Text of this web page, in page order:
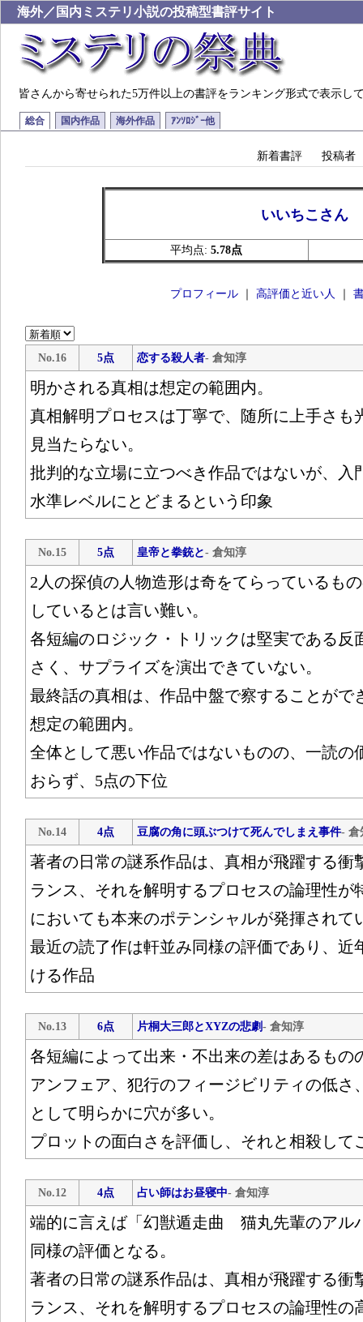
海外／国内ミステリ小説の投稿型書評サイト
皆さんから寄せられた5万件以上の書評をランキング形式で表示し
総合 国内作品 海外作品 ｱﾝｿﾛｼﾞｰ他
新着書評 投稿者
いいちこさん
平均点: 5.78点
プロフィール｜ 高評価と近い人
No.16 5点 恋する殺人者- 倉知淳
明かされる真相は想定の範囲内。
真相解明プロセスは丁寧で、随所に上手さも
見当たらない。
批判的な立場に立つべき作品ではないが、入
水準レベルにとどまるという印象
No.15 5点 皇帝と拳銃と- 倉知淳
2人の探偵の人物造形は奇をてらっているも
しているとは言い難い。
各短編のロジック・トリックは堅実である反
さく、サプライズを演出できていない。
最終話の真相は、作品中盤で察することがで
想定の範囲内。
全体として悪い作品ではないものの、一読の
おらず、5点の下位
No.14 4点 豆腐の角に頭ぶつけて死んでしまえ事件- 倉
著者の日常の謎系作品は、真相が飛躍する衝
ランス、それを解明するプロセスの論理性が
においても本来のポテンシャルが発揮されて
最近の読了作は軒並み同様の評価であり、近
ける作品
No.13 6点 片桐大三郎とXYZの悲劇- 倉知淳
各短編によって出来・不出来の差はあるもの
アンフェア、犯行のフィージビリティの低さ
として明らかに穴が多い。
プロットの面白さを評価し、それと相殺して
No.12 4点 占い師はお昼寝中- 倉知淳
端的に言えば「幻獣遁走曲 猫丸先輩のアル
同様の評価となる。
著者の日常の謎系作品は、真相が飛躍する衝
ランス、それを解明するプロセスの論理性の